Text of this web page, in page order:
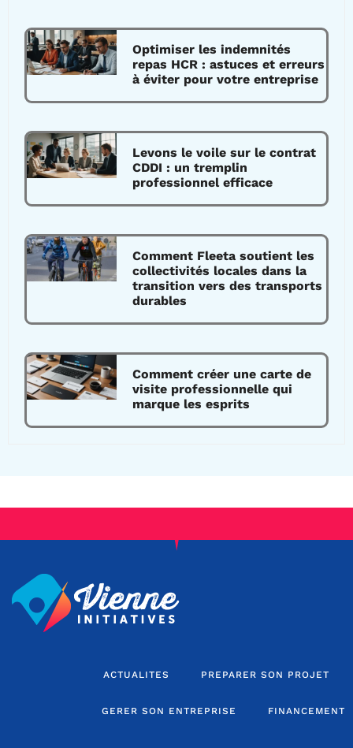
Optimiser les indemnités
repas HCR : astuces et erreurs
à éviter pour votre entreprise
Levons le voile sur le contrat
CDDI : un tremplin
professionnel efficace
Comment Fleeta soutient les
collectivités locales dans la
transition vers des transports
durables
Comment créer une carte de
visite professionnelle qui
marque les esprits
ACTUALITES PREPARER SON PROJET
GERER SON ENTREPRISE FINANCEMENT